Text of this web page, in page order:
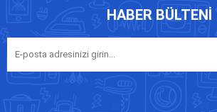
HABER BÜLTENI